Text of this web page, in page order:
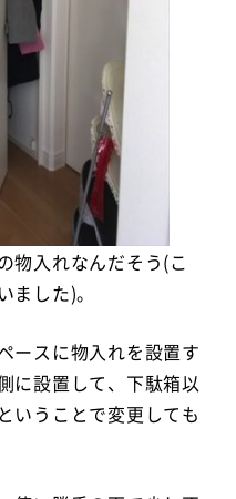
物入れなんだそう(こ
ました)。
ースに物入れを設置す
に設置して、下駄箱以
いうことで変更しても